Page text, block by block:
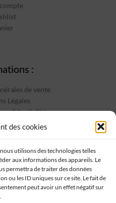
des cookies
utilisons des technologies telles
aux informations des appareils. Le
permettra de traiter des données
ou les ID uniques sur ce site. Le fait de
peut avoir un effet négatif sur
:
de vente
Légales
nous :